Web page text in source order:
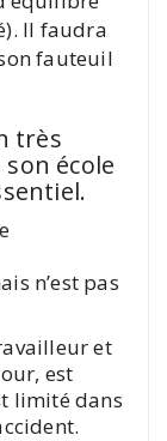
Il faudra
fauteuil
très
école
n’est pas
et
est
limité dans